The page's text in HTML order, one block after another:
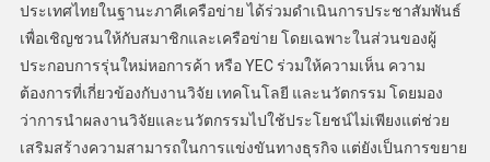
ประเทศไทยในฐานะภาคีเครือข่าย ได้ร่วมดำเนินการประชาสัมพันธ์
เพื่อเชิญชวนให้กับสมาชิกและเครือข่าย โดยเฉพาะในส่วนของผู้
ประกอบการรุ่นใหม่หอการค้า หรือ YEC ร่วมให้ความเห็น ความ
ต้องการที่เกี่ยวข้องกับงานวิจัย เทคโนโลยี และนวัตกรรม โดยมอง
ว่าการนำผลงานวิจัยและนวัตกรรมไปใช้ประโยชน์ไม่เพียงแต่ช่วย
เสริมสร้างความสามารถในการแข่งขันทางธุรกิจ แต่ยังเป็นการขยาย